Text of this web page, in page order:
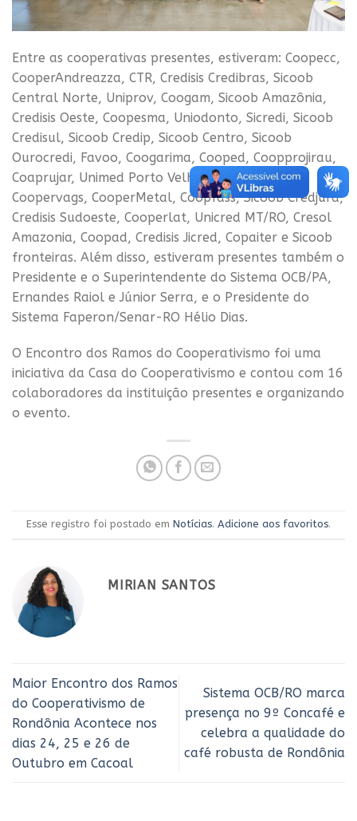
Entre as cooperativas presentes, estiveram: Coopecc,
CooperAndreazza, CTR, Credisis Credibras, Sicoob
Central Norte, Uniprov, Coogam, Sicoob Amazônia,
Credisis Oeste, Coopesma, Uniodonto, Sicredi, Sicoob
Credisul, Sicoob Credip, Sicoob Centro, Sicoob
Ourocredi, Favoo, Coogarima, Cooped, Coopprojirau,
Coaprujar, Unimed Porto Velho, Unimed Centro,
Coopervags, CooperMetal, Coopfass, Sicoob Credjurd,
Credisis Sudoeste, Cooperlat, Unicred MT/RO, Cresol
Amazonia, Coopad, Credisis Jicred, Copaiter e Sicoob
fronteiras. Além disso, estiveram presentes também o
Presidente e o Superintendente do Sistema OCB/PA,
Ernandes Raiol e Júnior Serra, e o Presidente do
Sistema Faperon/Senar-RO Hélio Dias.
O Encontro dos Ramos do Cooperativismo foi uma
iniciativa da Casa do Cooperativismo e contou com 16
colaboradores da instituição presentes e organizando
o evento.
Esse registro foi postado em Notícias. Adicione aos favoritos.
MIRIAN SANTOS
Maior Encontro dos Ramos
do Cooperativismo de
Rondônia Acontece nos
dias 24, 25 e 26 de
Outubro em Cacoal
Sistema OCB/RO marca
presença no 9º Concafé e
celebra a qualidade do
café robusta de Rondônia